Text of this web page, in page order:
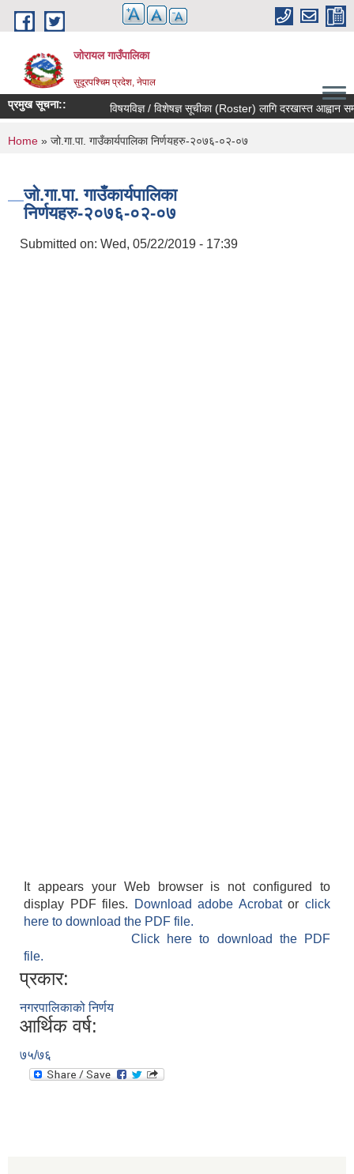
Skip to main content
जोरायल गाउँपालिका
सुदूरपश्चिम प्रदेश, नेपाल
प्रमुख सूचना:: विषयविज्ञ / विशेषज्ञ सूचीका (Roster) लागि दरखास्त आह्वान
You are here
Home » जो.गा.पा. गाउँकार्यपालिका निर्णयहरु-२०७६-०२-०७
जो.गा.पा. गाउँकार्यपालिका
निर्णयहरु-२०७६-०२-०७
Submitted on: Wed, 05/22/2019 - 17:39
It appears your Web browser is not configured to
display PDF files.
Download adobe Acrobatorclick
here to download the PDF file.
Click here to download the PDF
file.
प्रकार:
नगरपालिकाको निर्णय
आर्थिक वर्ष:
७५/७६